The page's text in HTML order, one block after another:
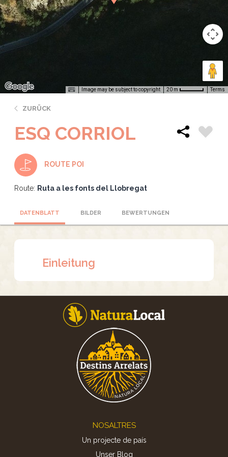
Image may be subject to copyright 20 m Terms
ZURÜCK
ESQ CORRIOL
ROUTE POI
Route: Ruta a les fonts del Llobregat
DATENBLATT BILDER BEWERTUNGEN
Einleitung
NOSALTRES
Un projecte de país
Unser Blog